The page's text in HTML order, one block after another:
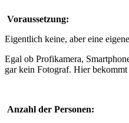
Voraussetzung:
Eigentlich keine, aber eine
Egal ob Profikamera,
gar kein Fotograf. Hier
Anzahl der Personen: